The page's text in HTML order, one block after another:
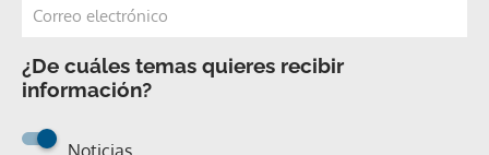
¿De cuáles temas quieres recibir
información?
Noticias